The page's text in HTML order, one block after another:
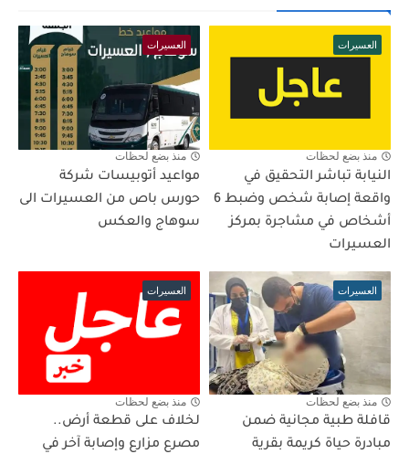
العسيرات
منذ بضع لحظات
النيابة تباشر التحقيق في
واقعة إصابة شخص وضبط 6
أشخاص في مشاجرة بمركز
العسيرات
العسيرات
منذ بضع لحظات
مواعيد أتوبيسات شركة
حورس باص من العسيرات الى
سوهاج والعكس
العسيرات
منذ بضع لحظات
قافلة طبية مجانية ضمن
مبادرة حياة كريمة بقرية
العسيرات
منذ بضع لحظات
لخلاف على قطعة أرض..
مصرع مزارع وإصابة آخر في